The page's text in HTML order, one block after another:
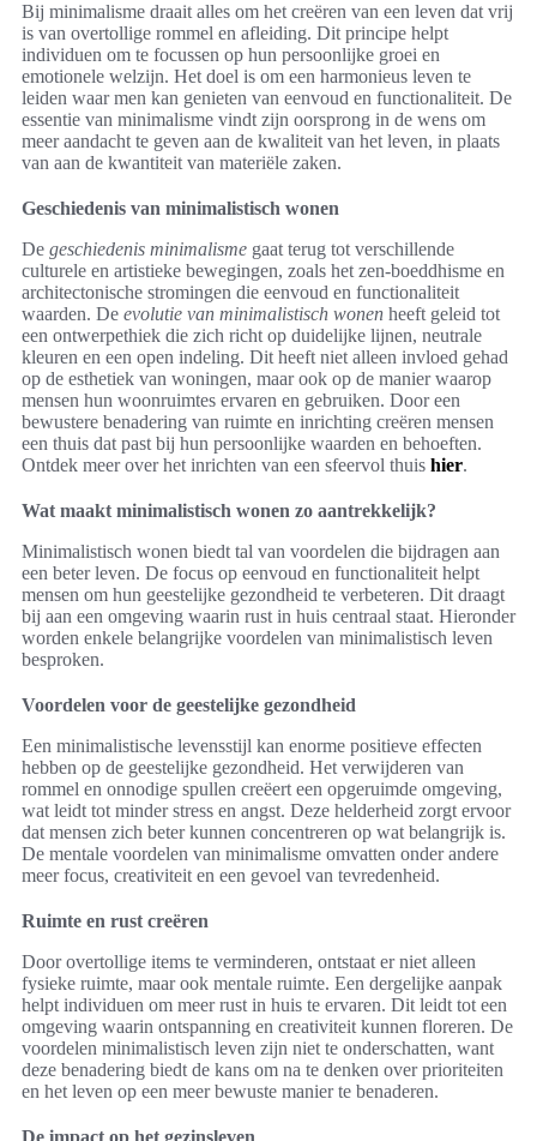
Bij minimalisme draait alles om het creëren van een leven dat vrij
is van overtollige rommel en afleiding. Dit principe helpt
individuen om te focussen op hun persoonlijke groei en
emotionele welzijn. Het doel is om een harmonieus leven te
leiden waar men kan genieten van eenvoud en functionaliteit. De
essentie van minimalisme vindt zijn oorsprong in de wens om
meer aandacht te geven aan de kwaliteit van het leven, in plaats
van aan de kwantiteit van materiële zaken.
Geschiedenis van minimalistisch wonen
De geschiedenis minimalisme gaat terug tot verschillende
culturele en artistieke bewegingen, zoals het zen-boeddhisme en
architectonische stromingen die eenvoud en functionaliteit
waarden. De evolutie van minimalistisch wonen heeft geleid tot
een ontwerpethiek die zich richt op duidelijke lijnen, neutrale
kleuren en een open indeling. Dit heeft niet alleen invloed gehad
op de esthetiek van woningen, maar ook op de manier waarop
mensen hun woonruimtes ervaren en gebruiken. Door een
bewustere benadering van ruimte en inrichting creëren mensen
een thuis dat past bij hun persoonlijke waarden en behoeften.
Ontdek meer over het inrichten van een sfeervol thuis hier.
Wat maakt minimalistisch wonen zo aantrekkelijk?
Minimalistisch wonen biedt tal van voordelen die bijdragen aan
een beter leven. De focus op eenvoud en functionaliteit helpt
mensen om hun geestelijke gezondheid te verbeteren. Dit draagt
bij aan een omgeving waarin rust in huis centraal staat. Hieronder
worden enkele belangrijke voordelen van minimalistisch leven
besproken.
Voordelen voor de geestelijke gezondheid
Een minimalistische levensstijl kan enorme positieve effecten
hebben op de geestelijke gezondheid. Het verwijderen van
rommel en onnodige spullen creëert een opgeruimde omgeving,
wat leidt tot minder stress en angst. Deze helderheid zorgt ervoor
dat mensen zich beter kunnen concentreren op wat belangrijk is.
De mentale voordelen van minimalisme omvatten onder andere
meer focus, creativiteit en een gevoel van tevredenheid.
Ruimte en rust creëren
Door overtollige items te verminderen, ontstaat er niet alleen
fysieke ruimte, maar ook mentale ruimte. Een dergelijke aanpak
helpt individuen om meer rust in huis te ervaren. Dit leidt tot een
omgeving waarin ontspanning en creativiteit kunnen floreren. De
voordelen minimalistisch leven zijn niet te onderschatten, want
deze benadering biedt de kans om na te denken over prioriteiten
en het leven op een meer bewuste manier te benaderen.